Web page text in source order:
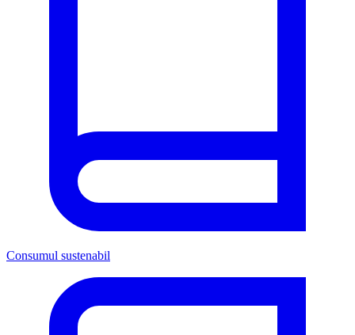
Consumul sustenabil